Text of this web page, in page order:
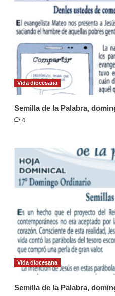
Vida diocesana
Semilla de la Palabra,
0
Vida diocesana
Semilla de la Palabra,